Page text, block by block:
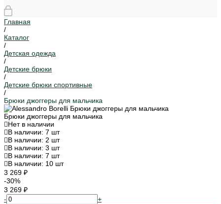
Главная
/
Каталог
/
Детская одежда
/
Детские брюки
/
Детские брюки спортивные
/
Брюки джоггеры для мальчика
Брюки джоггеры для мальчика
Нет в наличии
В наличии: 7 шт
В наличии: 2 шт
В наличии: 3 шт
В наличии: 7 шт
В наличии: 10 шт
3 269 ₽
-30%
3 269 ₽
-
+